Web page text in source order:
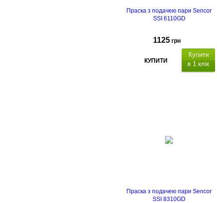
Праска з подачею пари Sencor
SSI 6110GD
1125 грн
КУПИТИ
Купити
в 1 клік
Праска з подачею пари Sencor
SSI 8310GD